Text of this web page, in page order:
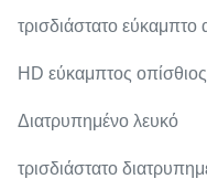
τρισδιάστατο εύκαμπτο
HD εύκαμπτος οπίσθιος
Διατρυπημένο λευκό
τρισδιάστατο